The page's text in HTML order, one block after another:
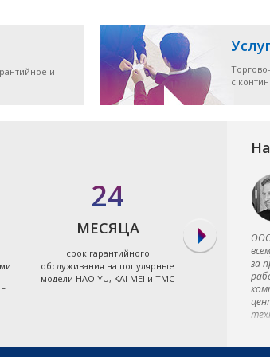
и
с
24
МЕСЯЦА
срок гарантийного
обслуживания на популярные
модели HAO YU, KAI MEI и TMC
за